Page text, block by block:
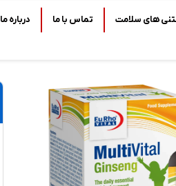
های سلامت تماس با ما درباره ما